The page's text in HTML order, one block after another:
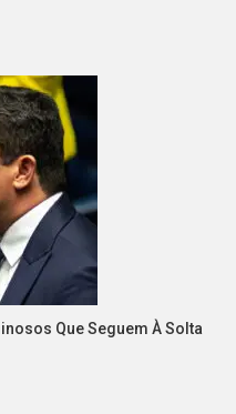
Que Seguem À Solta